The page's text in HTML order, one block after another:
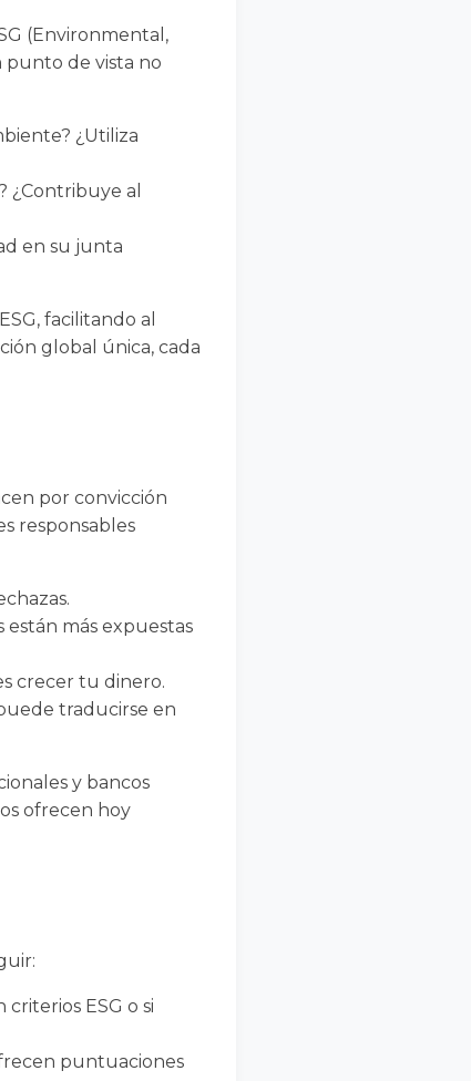
(Environmental,
punto de vista no
¿Utiliza
¿Contribuye al
en su junta
facilitando al
global única, cada
por convicción
responsables
están más expuestas
crecer tu dinero.
traducirse en
y bancos
ofrecen hoy
ESG o si
puntuaciones